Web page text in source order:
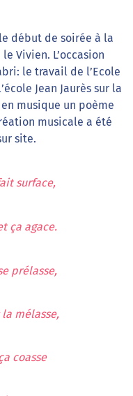
début de soirée à la
Vivien. L’occasion
le travail de l’Ecole
Jean Jaurès sur la
musique un poème
musicale a été
site.
surface,
ça agace.
prélasse,
mélasse,
coasse